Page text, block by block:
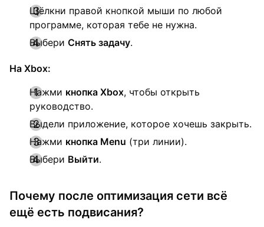
Щёлкни правой кнопкой мыши по любой
программе, которая тебе не нужна.
Выбери Снять задачу.
На Xbox:
Нажми кнопка Xbox, чтобы открыть
руководство.
Выдели приложение, которое хочешь закрыть.
Нажми кнопка Menu (три линии).
Выбери Выйти.
Почему после оптимизация сети всё
ещё есть подвисания?